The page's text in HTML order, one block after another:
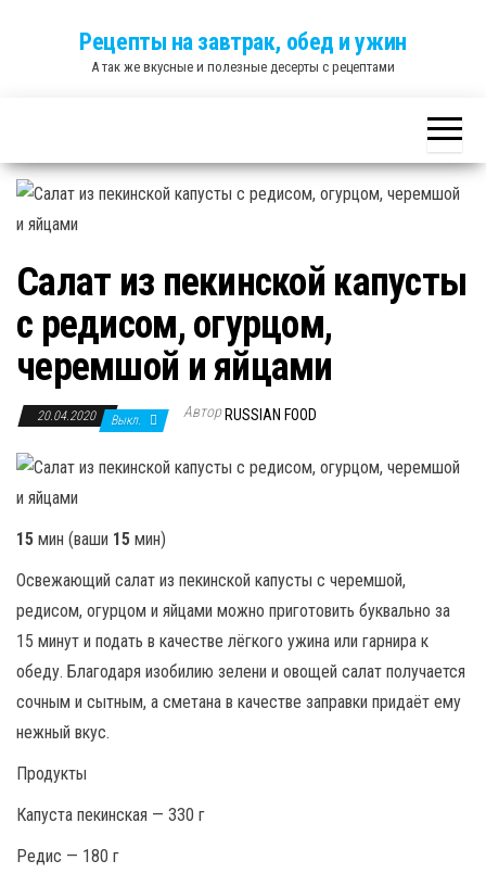
Рецепты на завтрак, обед и ужин
А так же вкусные и полезные десерты с рецептами
Салат из пекинской капусты
с редисом, огурцом,
черемшой и яйцами
20.04.2020 Выкл. Автор RUSSIAN FOOD
15 мин (ваши 15 мин)
Освежающий салат из пекинской капусты с черемшой,
редисом, огурцом и яйцами можно приготовить буквально за
15 минут и подать в качестве лёгкого ужина или гарнира к
обеду. Благодаря изобилию зелени и овощей салат получается
сочным и сытным, а сметана в качестве заправки придаёт ему
нежный вкус.
Продукты
Капуста пекинская — 330 г
Редис — 180 г